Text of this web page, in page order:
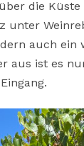
die Küste
unter
auch ein
aus ist es